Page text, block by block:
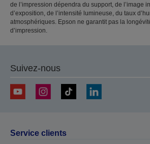
de l’impression dépendra du support, de l’image
d’exposition, de l’intensité lumineuse, du taux
atmosphériques. Epson ne garantit pas la
d’impression.
Suivez-nous
Service clients